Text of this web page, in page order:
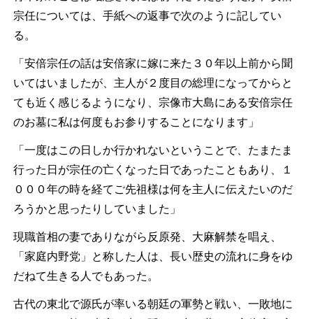
宗任については、手紙への返事で次のように記してい
る。
「安倍宗任の話は安倍家に嫁に来た３０年以上前から聞
いてはいましたが、主人が２度目の総理になってからと
ても近く感じるようになり、宗像市大島にある安倍宗任
のお墓に私は何度もお参りすることになります」
「一度はこの日しか行かれないということで、たまたま
行った日が宗任の亡くなった日であったこともあり、１
０００年の時を経てご先祖様は何を主人に伝えたいのだ
ろうかと思ったりしていました」
現職首相の妻でありながら反原発、大麻解禁を唱え、
「家庭内野党」と称した人は、長い歴史の流れに身をゆ
だねて生きる人でもあった。
古代の東北で源氏が率いる朝廷の軍勢と戦い、一敗地に